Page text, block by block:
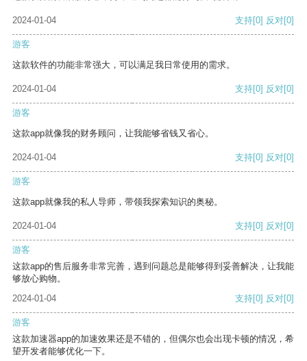
2024-01-04 支持[0] 反对[0]
游客
这款软件的功能非常强大，可以满足我日常使用的需求。
2024-01-04 支持[0] 反对[0]
游客
这款app就像我的财务顾问，让我能够省钱又省心。
2024-01-04 支持[0] 反对[0]
游客
这款app就像我的私人导师，带领我探索知识的奥秘。
2024-01-04 支持[0] 反对[0]
游客
这款app的售后服务非常完善，遇到问题总是能够得到妥善解决，让我能
够放心购物。
2024-01-04
支持[0] 反对[0]
游客
这款加速器app的加速效果还是不错的，但偶尔也会出现卡顿的情况，希
望开发者能够优化一下。